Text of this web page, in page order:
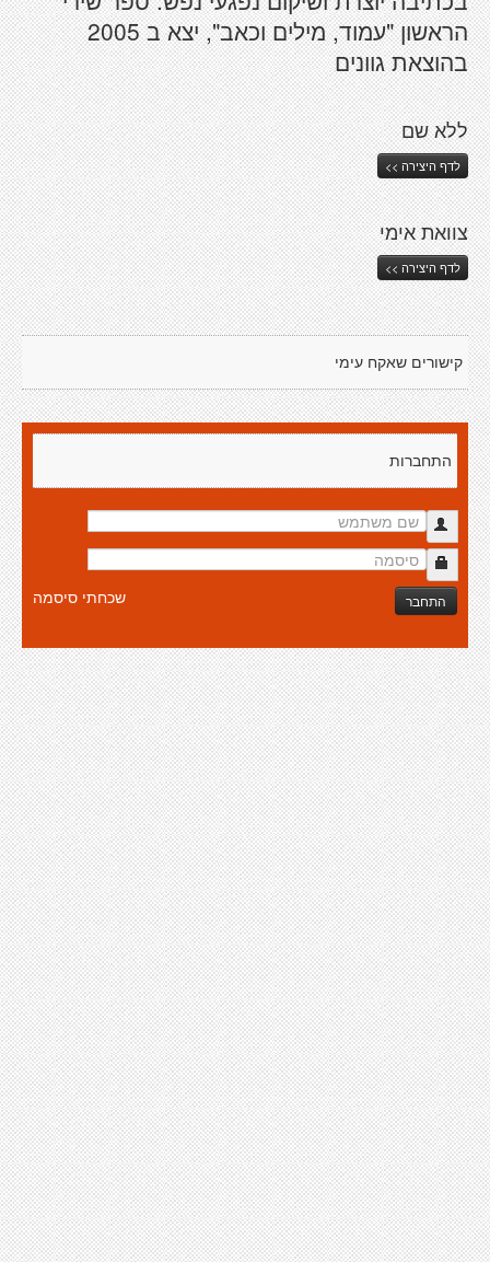
הראשון "עמוד, מילים וכאב", יצא ב 2005
בהוצאת גוונים
ללא שם
לדף היצירה >>
צוואת אימי
לדף היצירה >>
קישורים שאקח עימי
התחברות
התחבר שכחתי סיסמה